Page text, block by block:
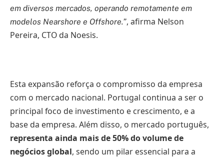
em diversos mercados, operando remotamente em
modelos Nearshore e Offshore.”, afirma Nelson
Pereira, CTO da Noesis.
Esta expansão reforça o compromisso da empresa
com o mercado nacional. Portugal continua a ser o
principal foco de investimento e crescimento, e a
base da empresa. Além disso, o mercado português,
representa ainda mais de 50% do volume de
negócios global, sendo um pilar essencial para a